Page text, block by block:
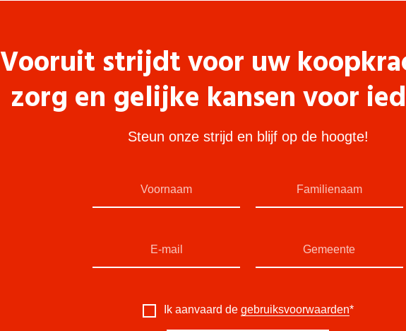
Vooruit strijdt voor uw
zorg en gelijke kansen voor
Steun onze strijd en blijf op de hoogte!
Ik aanvaard de gebruiksvoorwaarden*